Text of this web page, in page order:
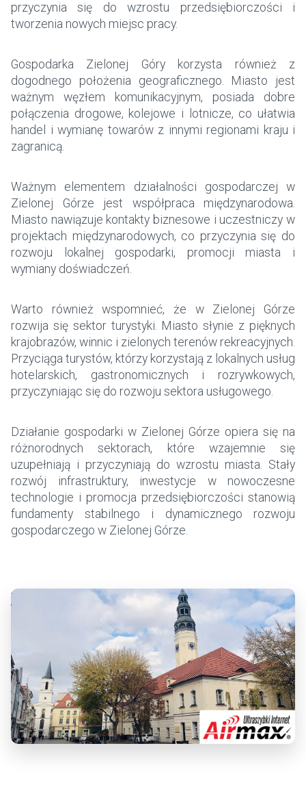
przyczynia się do wzrostu przedsiębiorczości i
tworzenia nowych miejsc pracy.
Gospodarka Zielonej Góry korzysta również z
dogodnego położenia geograficznego. Miasto jest
ważnym węzłem komunikacyjnym, posiada dobre
połączenia drogowe, kolejowe i lotnicze, co ułatwia
handel i wymianę towarów z innymi regionami kraju i
zagranicą.
Ważnym elementem działalności gospodarczej w
Zielonej Górze jest współpraca międzynarodowa.
Miasto nawiązuje kontakty biznesowe i uczestniczy w
projektach międzynarodowych, co przyczynia się do
rozwoju lokalnej gospodarki, promocji miasta i
wymiany doświadczeń.
Warto również wspomnieć, że w Zielonej Górze
rozwija się sektor turystyki. Miasto słynie z pięknych
krajobrazów, winnic i zielonych terenów rekreacyjnych.
Przyciąga turystów, którzy korzystają z lokalnych usług
hotelarskich, gastronomicznych i rozrywkowych,
przyczyniając się do rozwoju sektora usługowego.
Działanie gospodarki w Zielonej Górze opiera się na
różnorodnych sektorach, które wzajemnie się
uzupełniają i przyczyniają do wzrostu miasta. Stały
rozwój infrastruktury, inwestycje w nowoczesne
technologie i promocja przedsiębiorczości stanowią
fundamenty stabilnego i dynamicznego rozwoju
gospodarczego w Zielonej Górze.